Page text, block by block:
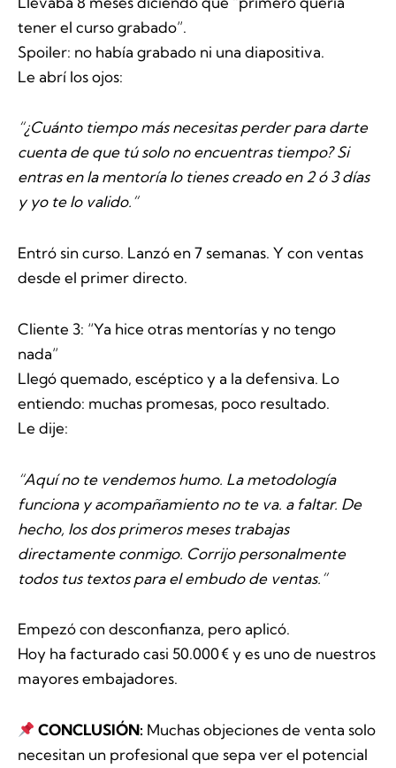
tener el curso grabado”.
Spoiler: no había grabado ni una diapositiva.
Le abrí los ojos:
“¿Cuánto tiempo más necesitas perder para darte
cuenta de que tú solo no encuentras tiempo? Si
entras en la mentoría lo tienes creado en 2 ó 3 días
y yo te lo valido.”
Entró sin curso. Lanzó en 7 semanas. Y con ventas
desde el primer directo.
Cliente 3: “Ya hice otras mentorías y no tengo
nada”
Llegó quemado, escéptico y a la defensiva. Lo
entiendo: muchas promesas, poco resultado.
Le dije:
“Aquí no te vendemos humo. La metodología
funciona y acompañamiento no te va. a faltar. De
hecho, los dos primeros meses trabajas
directamente conmigo. Corrijo personalmente
todos tus textos para el embudo de ventas.”
Empezó con desconfianza, pero aplicó.
Hoy ha facturado casi 50.000 € y es uno de nuestros
mayores embajadores.
CONCLUSIÓN: Muchas objeciones de venta solo
necesitan un profesional que sepa ver el potencial